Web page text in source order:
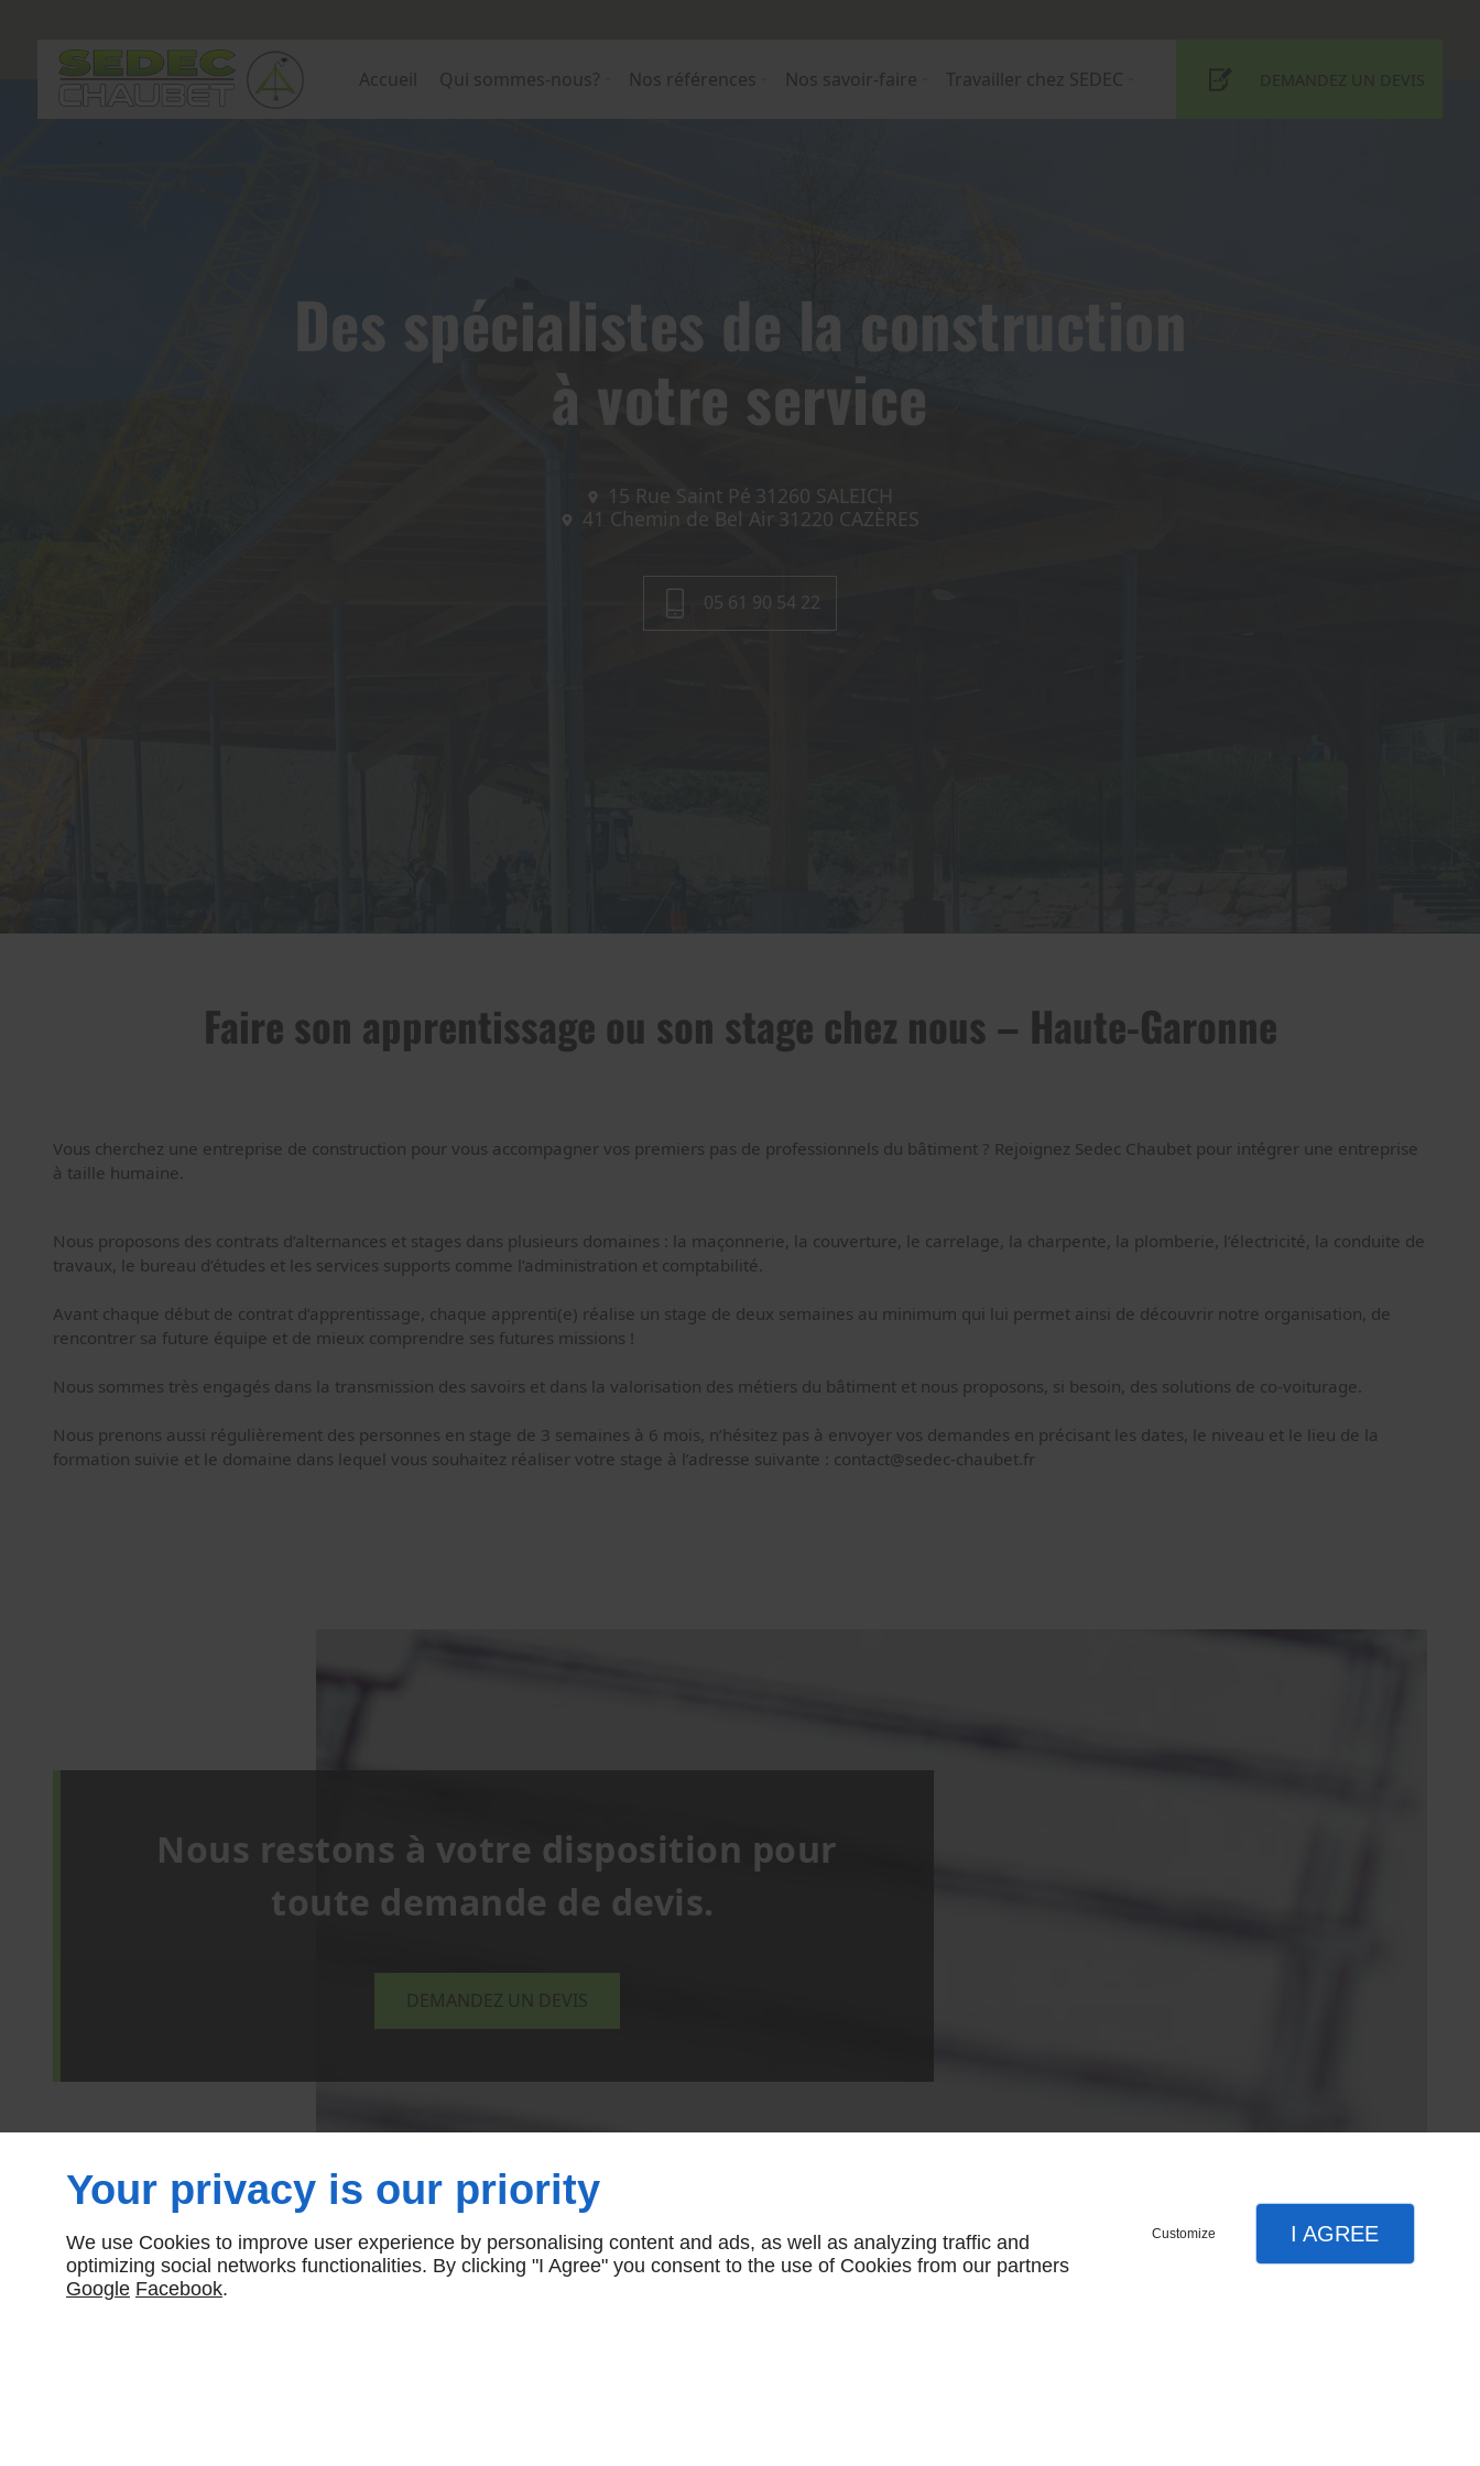
Des spécialistes de la construction
à votre service
15 Rue Saint Pé 31260 SALEICH
41 Chemin de Bel Air 31220 CAZÈRES
05 61 90 54 22
Accueil Qui sommes-nous? Nos références Nos savoir-faire Travailler chez SEDEC DEMANDEZ UN DEVIS
Faire son apprentissage ou son stage chez nous – Haute-Garonne
Vous cherchez une entreprise de construction pour vous accompagner vos premiers pas de professionnels du bâtiment ? Rejoignez Sedec Chaubet pour intégrer une entreprise
à taille humaine.
Nous proposons des contrats d’alternances et stages dans plusieurs domaines : la maçonnerie, la couverture, le carrelage, la charpente, la plomberie, l’électricité, la conduite de
travaux, le bureau d’études et les services supports comme l’administration et comptabilité.
Avant chaque début de contrat d’apprentissage, chaque apprenti(e) réalise un stage de deux semaines au minimum qui lui permet ainsi de découvrir notre organisation, de
rencontrer sa future équipe et de mieux comprendre ses futures missions !
Nous sommes très engagés dans la transmission des savoirs et dans la valorisation des métiers du bâtiment et nous proposons, si besoin, des solutions de co-voiturage.
Nous prenons aussi régulièrement des personnes en stage de 3 semaines à 6 mois, n’hésitez pas à envoyer vos demandes en précisant les dates, le niveau et le lieu de la
formation suivie et le domaine dans lequel vous souhaitez réaliser votre stage à l’adresse suivante : contact@sedec-chaubet.fr
Nous restons à votre disposition pour
toute demande de devis.
DEMANDEZ UN DEVIS
Your privacy is our priority
We use Cookies to improve user experience by personalising content and ads, as well as analyzing traffic and
optimizing social networks functionalities. By clicking "I Agree" you consent to the use of Cookies from our partners
Google Facebook.
Customize I AGREE